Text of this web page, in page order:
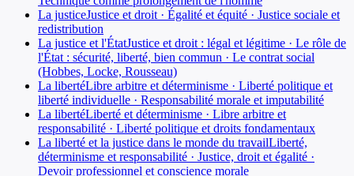
La justiceJustice et droit · Égalité et équité · Justice sociale et
redistribution
La justice et l'ÉtatJustice et droit : légal et légitime · Le rôle de
l'État : sécurité, liberté, bien commun · Le contrat social
(Hobbes, Locke, Rousseau)
La libertéLibre arbitre et déterminisme · Liberté politique et
liberté individuelle · Responsabilité morale et imputabilité
La libertéLiberté et déterminisme · Libre arbitre et
responsabilité · Liberté politique et droits fondamentaux
La liberté et la justice dans le monde du travailLiberté,
déterminisme et responsabilité · Justice, droit et égalité ·
Devoir professionnel et conscience morale